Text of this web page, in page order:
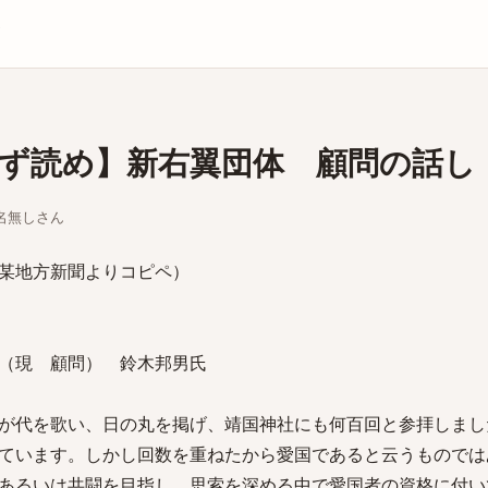
読め】新右翼団体 顧問の話し
しさん
地方新聞よりコピペ）
（現 顧問） 鈴木邦男氏
を歌い、日の丸を掲げ、靖国神社にも何百回と参拝しま
います。しかし回数を重ねたから愛国であると云うもので